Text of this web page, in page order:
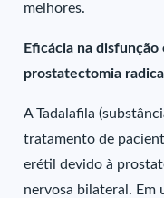
melhores.
Eficácia na
prostatectomia radical
A Tadalafila
tratamento de
erétil devido à
nervosa bilateral. Em